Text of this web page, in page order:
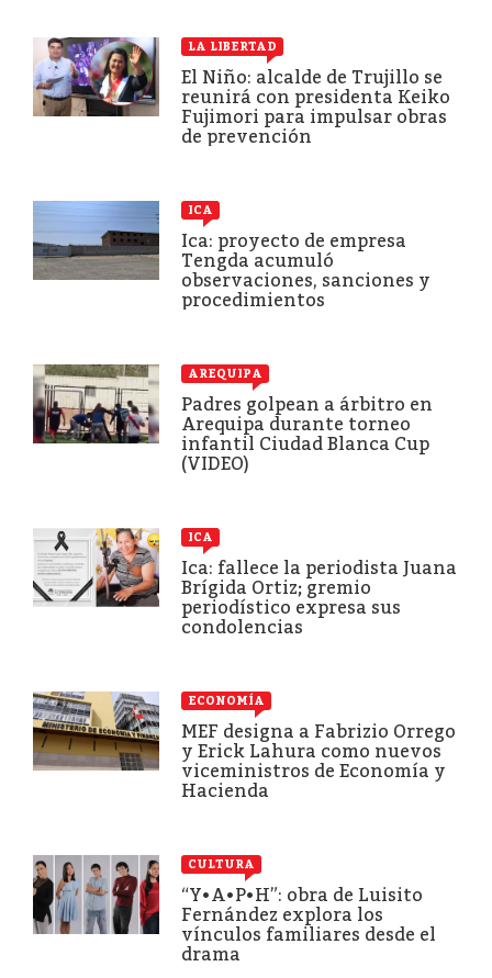
LA LIBERTAD
El Niño: alcalde de Trujillo se
reunirá con presidenta Keiko
Fujimori para impulsar obras
de prevención
ICA
Ica: proyecto de empresa
Tengda acumuló
observaciones, sanciones y
procedimientos
AREQUIPA
Padres golpean a árbitro en
Arequipa durante torneo
infantil Ciudad Blanca Cup
(VIDEO)
ICA
Ica: fallece la periodista Juana
Brígida Ortiz; gremio
periodístico expresa sus
condolencias
ECONOMÍA
MEF designa a Fabrizio Orrego
y Erick Lahura como nuevos
viceministros de Economía y
Hacienda
CULTURA
“Y•A•P•H”: obra de Luisito
Fernández explora los
vínculos familiares desde el
drama